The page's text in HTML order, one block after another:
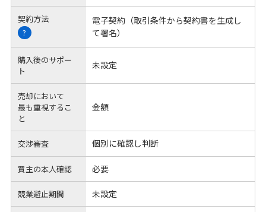
契約方法
?
電子契約（取引条件から契約書を生成し
て署名）
購入後のサポー
ト
未設定
売却において
最も重視するこ
と
金額
交渉審査 個別に確認し判断
買主の本人確認 必要
競業避止期間 未設定